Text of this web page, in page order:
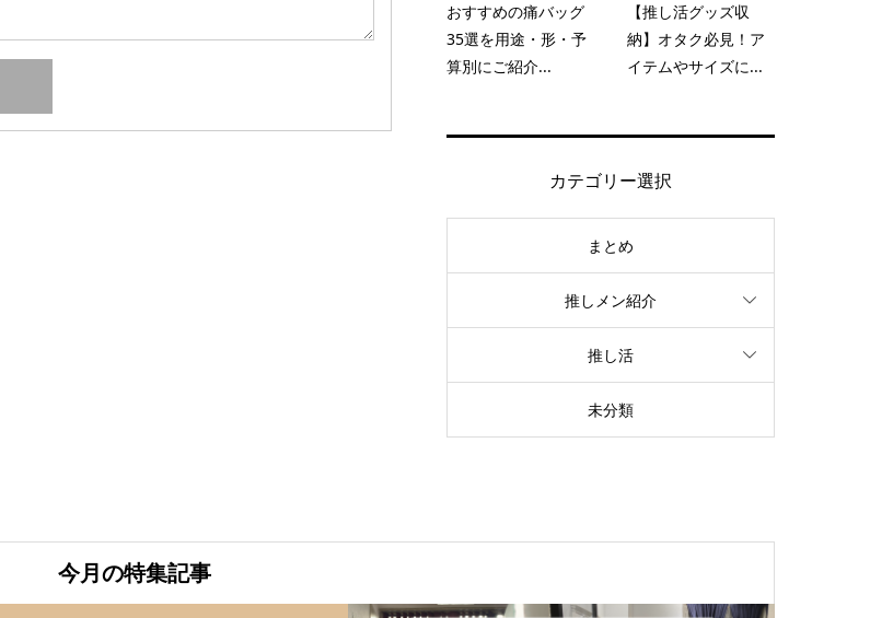
おすすめの痛バッグ
35選を用途・形・予
算別にご紹介...
【推し活グッズ収
納】オタク必見！ア
イテムやサイズに...
カテゴリー選択
まとめ
推しメン紹介
推し活
未分類
今月の特集記事